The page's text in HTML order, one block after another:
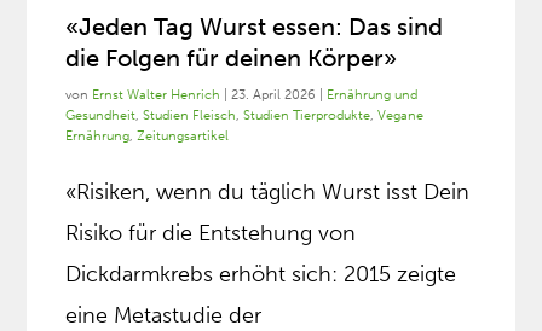
«Jeden Tag Wurst essen: Das sind
die Folgen für deinen Körper»
von Ernst Walter Henrich |23. April 2026
Ernährung und
Gesundheit,Studien Fleisch,Studien Tierprodukte,Vegane
Ernährung,Zeitungsartikel
«Risiken, wenn du täglich Wurst isst Dein
Risiko für die Entstehung von
Dickdarmkrebs erhöht sich: 2015 zeigte
eine Metastudie der